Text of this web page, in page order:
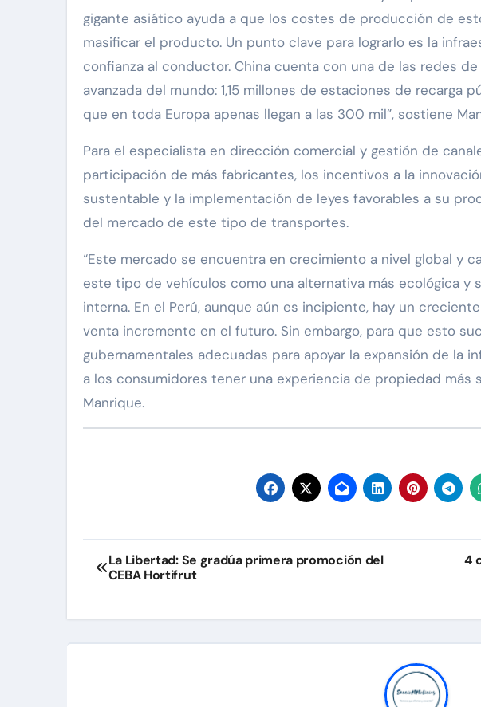
gigante asiático ayuda a que los costes de producción de
masificar el producto. Un punto clave para lograrlo es la
confianza al conductor. China cuenta con una de las redes
avanzada del mundo: 1,15 millones de estaciones de recarga
que en toda Europa apenas llegan a las 300 mil”, sostiene
Para el especialista en dirección comercial y gestión de
participación de más fabricantes, los incentivos a la
sustentable y la implementación de leyes favorables a su
del mercado de este tipo de transportes.
“Este mercado se encuentra en crecimiento a nivel global y
este tipo de vehículos como una alternativa más ecológica
interna. En el Perú, aunque aún es incipiente, hay un
venta incremente en el futuro. Sin embargo, para que esto
gubernamentales adecuadas para apoyar la expansión de la
a los consumidores tener una experiencia de propiedad más
Manrique.
Navegación
de
entradas
La Libertad: Se gradúa primera promoción del
CEBA Hortifrut
4